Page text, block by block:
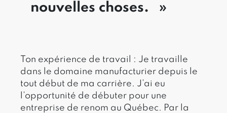
nouvelles choses.
Ton expérience de travail : Je travaille
dans le domaine manufacturier depuis le
tout début de ma carrière. J’ai eu
l’opportunité de débuter pour une
entreprise de renom au Québec. Par la